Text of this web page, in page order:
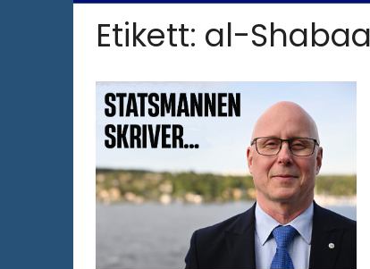
Etikett: al-